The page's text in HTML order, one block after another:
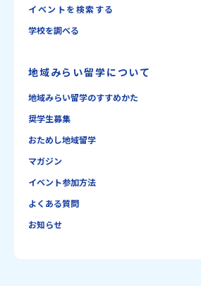
イベントを検索する
学校を調べる
地域みらい留学について
地域みらい留学のすすめかた
奨学生募集
おためし地域留学
マガジン
イベント参加方法
よくある質問
お知らせ